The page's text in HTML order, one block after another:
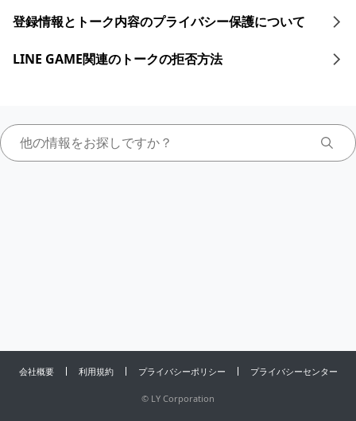
登録情報とトーク内容のプライバシー保護について
LINE GAME関連のトークの拒否方法
会社概要 利用規約 プライバシーポリシー プライバシーセンター
© LY Corporation